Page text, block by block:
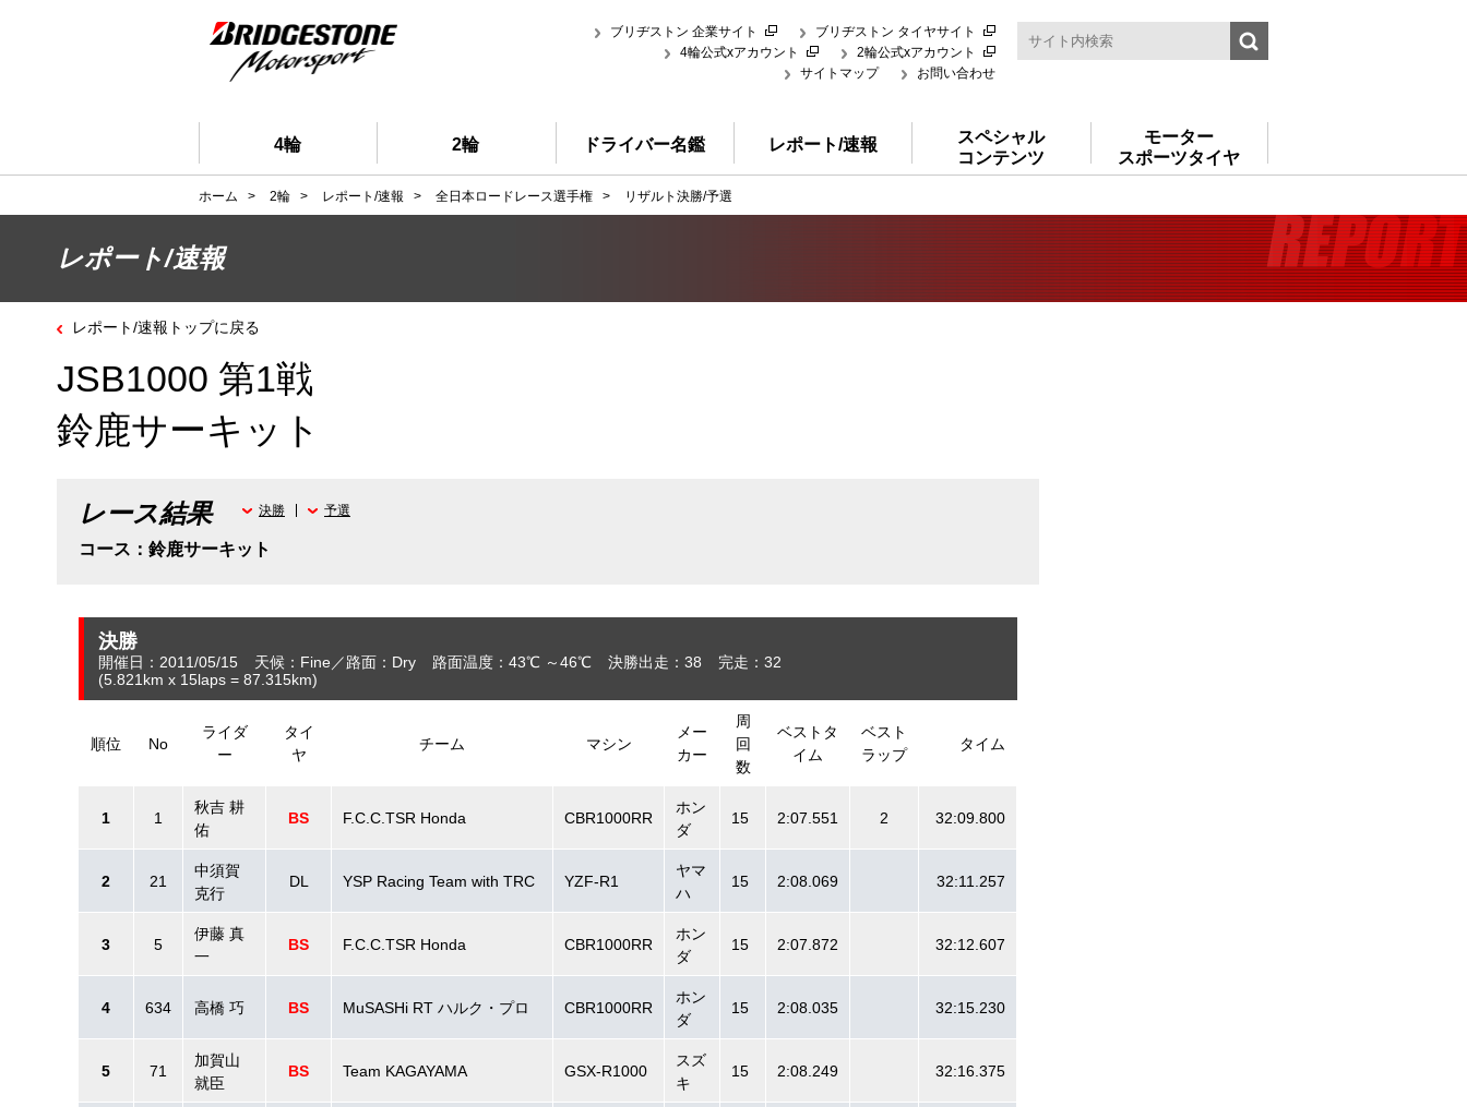
ブリヂストン 企業サイト
ブリヂストン タイヤサイト
4輪公式xアカウント
2輪公式xアカウント
サイトマップ
お問い合わせ
4輪 2輪 ドライバー名鑑 レポート/速報
スペシャル
コンテンツ
モーター
スポーツタイヤ
ホーム > 2輪 > レポート/速報 > 全日本ロードレース選手権 > リザルト決勝/予選
レポート/速報
レポート/速報トップに戻る
JSB1000 第1戦
鈴鹿サーキット
レース結果
コース：鈴鹿サーキット
決勝 予選
決勝
開催日：2011/05/15 天候：Fine 路面：Dry 路面温度：43℃ ～46℃ 決勝出走：38
完走：32
(5.821 km x 15laps = 87.315km)
順位 No
ライダ
ー
タイ
ヤ
チーム マシン
メー
カー
周
回
数
ベストタ
イム
ベスト
ラップ
タイム
1 1
秋吉 耕
佑
BS F.C.C.TSR Honda CBR1000RR
ホン
ダ
15 2:07.551 2 32:09.800
2 21
中須賀
克行
DL YSP Racing Team with TRC YZF-R1
ヤマ
ハ
15 2:08.069 32:11.257
3 5
伊藤 真
一
BS F.C.C.TSR Honda CBR1000RR
ホン
ダ
15 2:07.872 32:12.607
4 634 高橋 巧 BS MuSASHi RT ハルク・プロ CBR1000RR
ホン
ダ
15 2:08.035 32:15.230
5 71
加賀山
就臣
BS Team KAGAYAMA GSX-R1000
スズ
キ
15 2:08.249 32:16.375